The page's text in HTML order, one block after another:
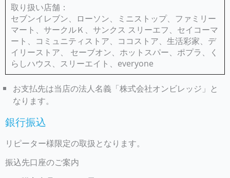
取り扱い店舗：
セブンイレブン、ローソン、ミニストップ、ファミリー
マート、サークルＫ、サンクス スリーエフ、セイコーマ
ート、コミュニティストア、ココストア、生活彩家、デ
イリーストア、 セーブオン、ホットスパー、ポプラ、く
らしハウス、スリーエイト、everyone
お支払先は当店の法人名義「株式会社オンビレッジ」と
なります。
銀行振込
リピーター様限定の取扱となります。
振込先口座のご案内